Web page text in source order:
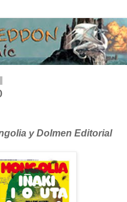
y Dolmen Editorial